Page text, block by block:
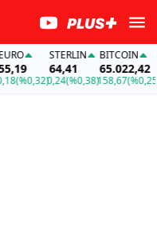
(%0,32)
STERLIN
64,41
0,24(%0,38)
BITCOIN
65.022,42
158,67(%0,25)